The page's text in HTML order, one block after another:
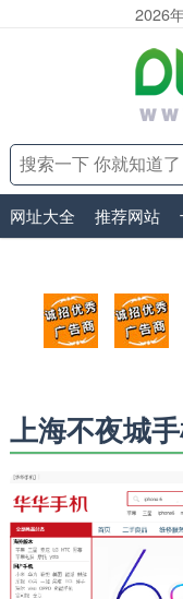
2026
网址大全 推荐网站
顶部广告
广告位招
上海不夜城